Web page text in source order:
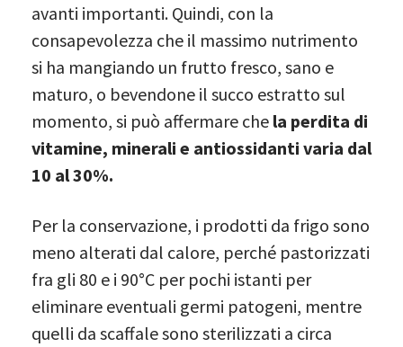
avanti importanti. Quindi, con la
consapevolezza che il massimo nutrimento
si ha mangiando un frutto fresco, sano e
maturo, o bevendone il succo estratto sul
momento, si può affermare che la perdita di
vitamine, minerali e antiossidanti varia dal
10 al 30%.
Per la conservazione, i prodotti da frigo sono
meno alterati dal calore, perché pastorizzati
fra gli 80 e i 90°C per pochi istanti per
eliminare eventuali germi patogeni, mentre
quelli da scaffale sono sterilizzati a circa